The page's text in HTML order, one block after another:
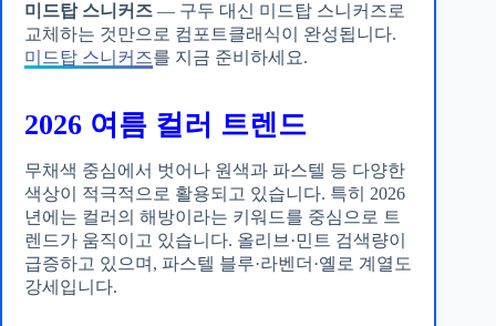
미드탑 스니커즈 — 구두 대신 미드탑 스니커즈로
교체하는 것만으로 컴포트클래식이 완성됩니다.
미드탑 스니커즈를 지금 준비하세요.
2026 여름 컬러 트렌드
무채색 중심에서 벗어나 원색과 파스텔 등 다양한
색상이 적극적으로 활용되고 있습니다. 특히 2026
년에는 컬러의 해방이라는 키워드를 중심으로 트
렌드가 움직이고 있습니다. 올리브·민트 검색량이
급증하고 있으며, 파스텔 블루·라벤더·옐로 계열도
강세입니다.